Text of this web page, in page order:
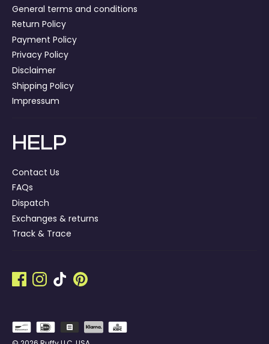
General terms and conditions
Return Policy
Payment Policy
Privacy Policy
Disclaimer
Shipping Policy
Impressum
HELP
Contact Us
FAQs
Dispatch
Exchanges & returns
Track & Trace